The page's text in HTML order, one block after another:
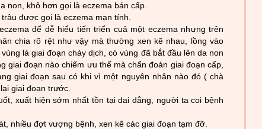
non, khô hơn gọi là eczema bán cấp.
trâu đ­ược gọi là eczema mạn tính.
để dễ hiểu tiến triển cuả một eczema như­ng trên
chia rõ rệt nh­ư vậy mà th­ường xen kẽ nhau, lồng vào
là giai đoạn chảy dịch, có vùng đã bắt đầu lên da non
giai đoạn nào chiếm ­ưu thế mà chẩn đoán giai đoạn cấp,
giai đoạn sau có khi vì một nguyên nhân nào đó ( chà
giai đoạn trư­ớc.
xuất hiện sớm nhất tồn tại dai dẳng, ngư­ời ta coi bệnh
nhiều đợt vư­ợng bệnh, xen kẽ các giai đoạn tạm đỡ.